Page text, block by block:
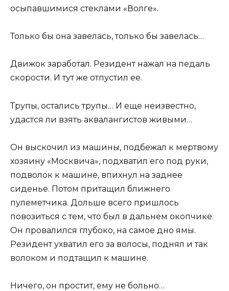
осыпавшимися стеклами «Волге».
Только бы она завелась, только бы завелась…
Движок заработал. Резидент нажал на педаль
скорости. И тут же отпустил ее.
Трупы, остались трупы… И еще неизвестно,
удастся ли взять аквалангистов живыми…
Он выскочил из машины, подбежал к мертвому
хозяину «Москвича», подхватил его под руки,
подволок к машине, впихнул на заднее
сиденье. Потом притащил ближнего
пулеметчика. Дольше всего пришлось
повозиться с тем, что был в дальнем окопчике.
Он провалился глубоко, на самое дно ямы.
Резидент ухватил его за волосы, поднял и так
волоком и подтащил к машине.
Ничего, он простит, ему не больно…